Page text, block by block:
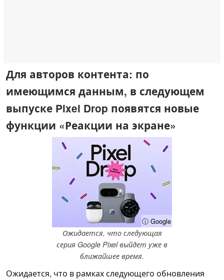
Для авторов контента: по
имеющимся данным, в следующем
выпуске Pixel Drop появятся новые
функции «Реакции на экране»
ⓘ Google
Ожидается, что следующая
серия Google Pixel выйдет уже в
ближайшее время.
Ожидается, что в рамках следующего обновления